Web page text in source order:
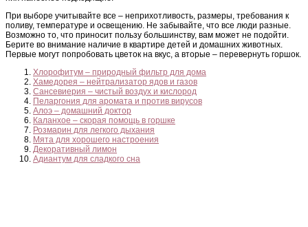
При выборе учитывайте все – неприхотливость, размеры, требования к
поливу, температуре и освещению. Не забывайте, что все люди разные.
Возможно то, что приносит пользу большинству, вам может не подойти.
Берите во внимание наличие в квартире детей и домашних животных.
Первые могут попробовать цветок на вкус, а вторые – перевернуть горшок.
Хлорофитум – природный фильтр для дома
Хамедорея – нейтрализатор ядов и газов
Сансевиерия – чистый воздух и кислород
Пеларгония для аромата и против вирусов
Алоэ – домашний доктор
Каланхое – скорая помощь в горшке
Розмарин для легкого дыхания
Мята для хорошего настроения
Декоративный лимон
Адиантум для сладкого сна